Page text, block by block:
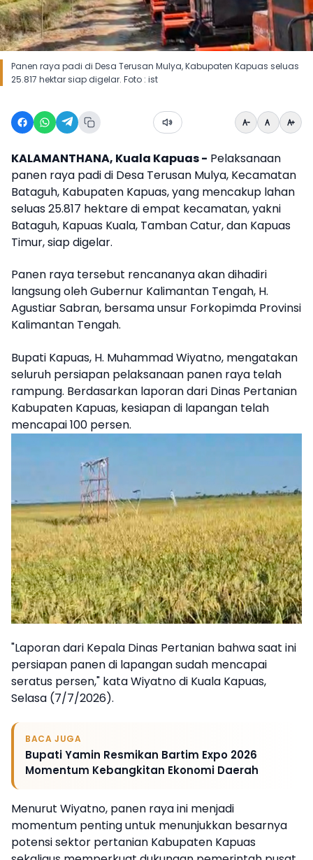
Panen raya padi di Desa Terusan Mulya, Kabupaten Kapuas seluas
25.817 hektar siap digelar. Foto : ist
KALAMANTHANA, Kuala Kapuas - Pelaksanaan
panen raya padi di Desa Terusan Mulya, Kecamatan
Bataguh, Kabupaten Kapuas, yang mencakup lahan
seluas 25.817 hektare di empat kecamatan, yakni
Bataguh, Kapuas Kuala, Tamban Catur, dan Kapuas
Timur, siap digelar.
Panen raya tersebut rencananya akan dihadiri
langsung oleh Gubernur Kalimantan Tengah, H.
Agustiar Sabran, bersama unsur Forkopimda Provinsi
Kalimantan Tengah.
Bupati Kapuas, H. Muhammad Wiyatno, mengatakan
seluruh persiapan pelaksanaan panen raya telah
rampung. Berdasarkan laporan dari Dinas Pertanian
Kabupaten Kapuas, kesiapan di lapangan telah
mencapai 100 persen.
"Laporan dari Kepala Dinas Pertanian bahwa saat ini
persiapan panen di lapangan sudah mencapai
seratus persen," kata Wiyatno di Kuala Kapuas,
Selasa (7/7/2026).
BACA JUGA
Bupati Yamin Resmikan Bartim Expo 2026
Momentum Kebangkitan Ekonomi Daerah
Menurut Wiyatno, panen raya ini menjadi
momentum penting untuk menunjukkan besarnya
potensi sektor pertanian Kabupaten Kapuas